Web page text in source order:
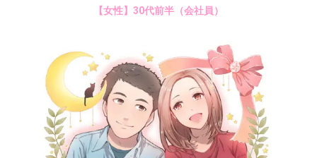
【女性】30代前半（会社員）